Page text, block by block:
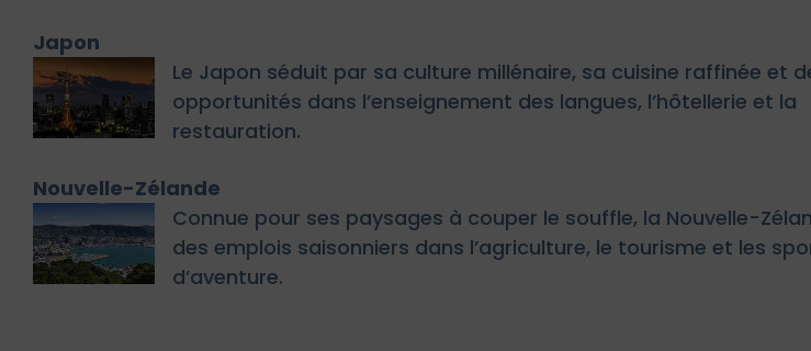
Japon
Le Japon séduit par sa culture millénaire, sa cuisine raffinée et
opportunités dans l’enseignement des langues, l’hôtellerie et la
restauration.
Nouvelle-Zélande
Connue pour ses paysages à couper le souffle, la Nouvelle-
des emplois saisonniers dans l’agriculture, le tourisme et les
d’aventure.